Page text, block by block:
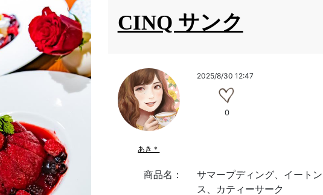
CINQ サンク
あき＊
2025/8/30 12:47
0
商品名：
サマープディング、イートン
ス、カティーサーク